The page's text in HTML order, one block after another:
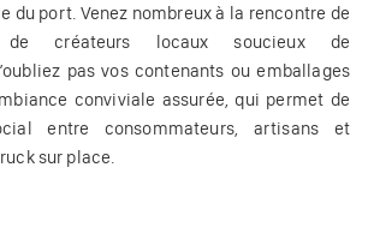
du port. Venez nombreux à la rencontre de
de créateurs locaux soucieux de
pas vos contenants ou emballages
conviviale assurée, qui permet de
entre consommateurs, artisans et
sur place.